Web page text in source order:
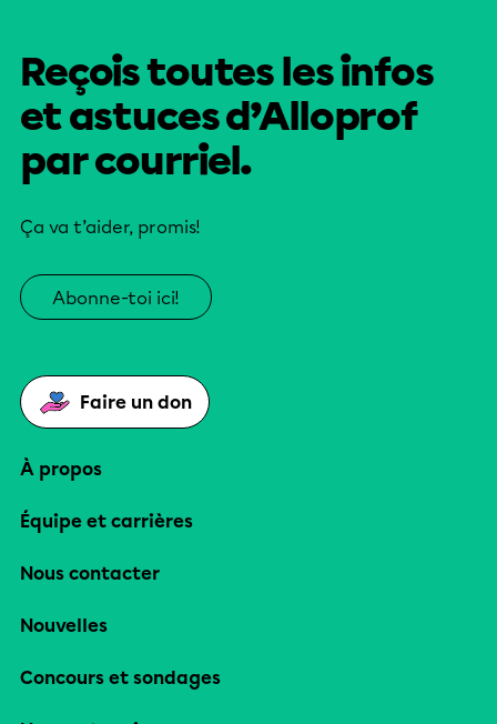
Reçois toutes les infos
et astuces d’Alloprof
par courriel.
Ça va t’aider, promis!
Abonne-toi ici!
Faire un don
À propos
Équipe et carrières
Nous contacter
Nouvelles
Concours et sondages